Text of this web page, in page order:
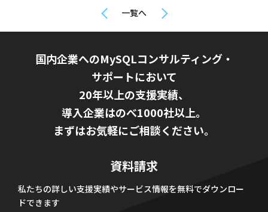
一覧へ
国内企業へのMySQLコンサルティング・
サポートにおいて
20年以上の支援実績、
導入企業はのべ1000社以上。
まずはお気軽にご相談ください。
資料請求
私たちの詳しい支援実績やサービス情報を無料でダウンロー
ドできます